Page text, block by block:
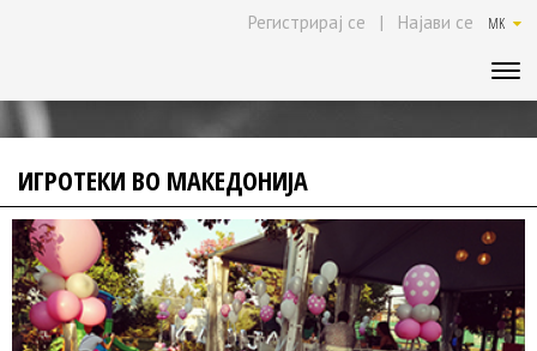
MK
Најави се
|
Регистрирај се
ИГРОТЕКИ ВО МАКЕДОНИЈА